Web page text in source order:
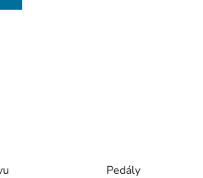
Pedály